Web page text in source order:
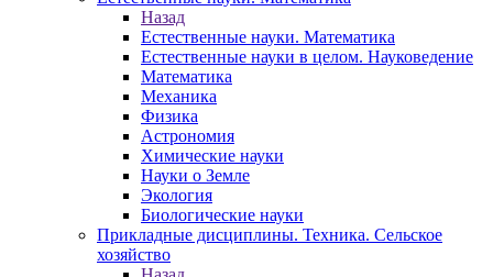
Назад
Естественные науки. Математика
Естественные науки в целом. Науковедение
Математика
Механика
Физика
Астрономия
Химические науки
Науки о Земле
Экология
Биологические науки
Прикладные дисциплины. Техника. Сельское
хозяйство